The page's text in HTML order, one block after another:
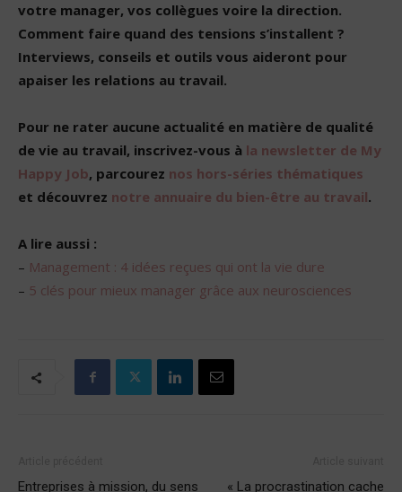
votre manager, vos collègues voire la direction.
Comment faire quand des tensions s’installent ?
Interviews, conseils et outils vous aideront pour
apaiser les relations au travail.
Pour ne rater aucune actualité en matière de qualité
de vie au travail, inscrivez-vous à la newsletter de My
Happy Job, parcourez nos hors-séries thématiques
et découvrez notre annuaire du bien-être au travail.
A lire aussi :
– Management : 4 idées reçues qui ont la vie dure
– 5 clés pour mieux manager grâce aux neurosciences
Entreprises à mission, du sens « La procrastination cache